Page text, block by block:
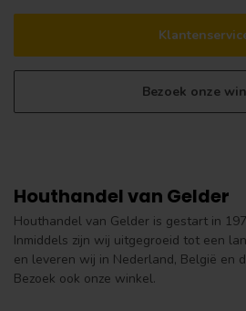
Bezoek onze
Houthandel van Gelder
Houthandel van Gelder is gestart in
Inmiddels zijn wij uitgegroeid tot een
en leveren wij in Nederland, België en
Bezoek ook onze winkel.